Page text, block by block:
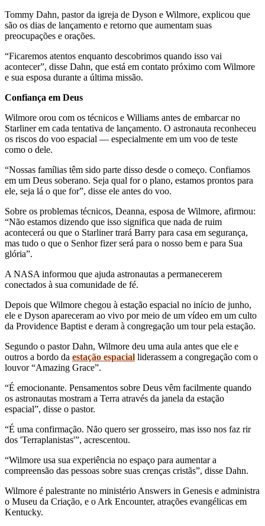
Tommy Dahn, pastor da igreja de Dyson e Wilmore, explicou que
são os dias de lançamento e retorno que aumentam suas
preocupações e orações.
“Ficaremos atentos enquanto descobrimos quando isso vai
acontecer”, disse Dahn, que está em contato próximo com Wilmore
e sua esposa durante a última missão.
Confiança em Deus
Wilmore orou com os técnicos e Williams antes de embarcar no
Starliner em cada tentativa de lançamento. O astronauta reconheceu
os riscos do voo espacial — especialmente em um voo de teste
como o dele.
“Nossas famílias têm sido parte disso desde o começo. Confiamos
em um Deus soberano. Seja qual for o plano, estamos prontos para
ele, seja lá o que for”, disse ele antes do voo.
Sobre os problemas técnicos, Deanna, esposa de Wilmore, afirmou:
“Não estamos dizendo que isso significa que nada de ruim
acontecerá ou que o Starliner trará Barry para casa em segurança,
mas tudo o que o Senhor fizer será para o nosso bem e para Sua
glória”.
A NASA informou que ajuda astronautas a permanecerem
conectados à sua comunidade de fé.
Depois que Wilmore chegou à estação espacial no início de junho,
ele e Dyson apareceram ao vivo por meio de um vídeo em um culto
da Providence Baptist e deram à congregação um tour pela estação.
Segundo o pastor Dahn, Wilmore deu uma aula antes que ele e
outros a bordo da estação espacial liderassem a congregação com o
louvor “Amazing Grace”.
“É emocionante. Pensamentos sobre Deus vêm facilmente quando
os astronautas mostram a Terra através da janela da estação
espacial”, disse o pastor.
“É uma confirmação. Não quero ser grosseiro, mas isso nos faz rir
dos 'Terraplanistas'”, acrescentou.
“Wilmore usa sua experiência no espaço para aumentar a
compreensão das pessoas sobre suas crenças cristãs”, disse Dahn.
Wilmore é palestrante no ministério Answers in Genesis e administra
o Museu da Criação, e o Ark Encounter, atrações evangélicas em
Kentucky.